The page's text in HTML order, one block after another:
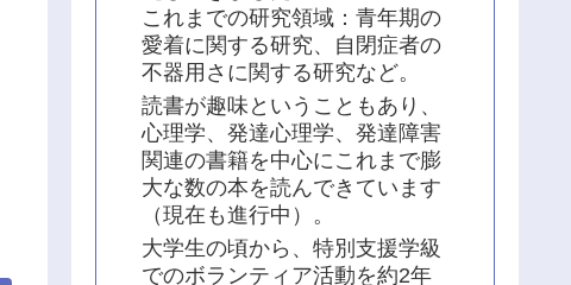
これまでの研究領域：青年期の
愛着に関する研究、自閉症者の
不器用さに関する研究など。
読書が趣味ということもあり、
心理学、発達心理学、発達障害
関連の書籍を中心にこれまで膨
大な数の本を読んできています
（現在も進行中）。
大学生の頃から、特別支援学級
でのボランティア活動を約2年